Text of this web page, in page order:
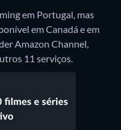
em Portugal, mas
em Canadá e em
Amazon Channel,
11 serviços.